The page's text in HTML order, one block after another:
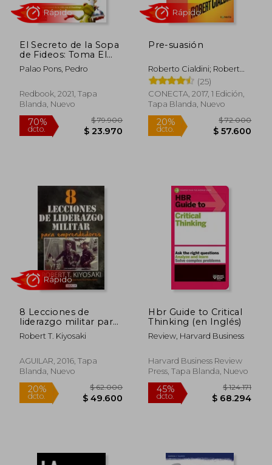
45%
dcto. $ 67.416
30%
dcto. $
El Secreto de la Sopa
de Fideos: Toma El
Control de Tu Vida
Con El Coaching
Palao Pons, Pedro
Redbook, 2021, Tapa
Blanda, Nuevo
70%
Rápido
Pre-suasión
Roberto Cialdini; Robert
Cialdini
(25)
CONECTA, 2017, 1 Edición,
Tapa Blanda, Nuevo
20%
Rápido
8 Lecciones de
liderazgo militar para
emprendedores
Robert T. Kiyosaki
AGUILAR, 2016, Tapa
Blanda, Nuevo
Hbr Guide to Critical
Thinking (en Inglés)
Review, Harvard Business
Harvard Business Review
Press, Tapa Blanda, Nuevo